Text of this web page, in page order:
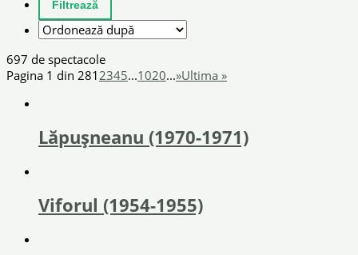
697 de spectacole
Pagina 1 din 281 2345...1020...»Ultima »
Lăpușneanu (1970-1971)
Viforul (1954-1955)